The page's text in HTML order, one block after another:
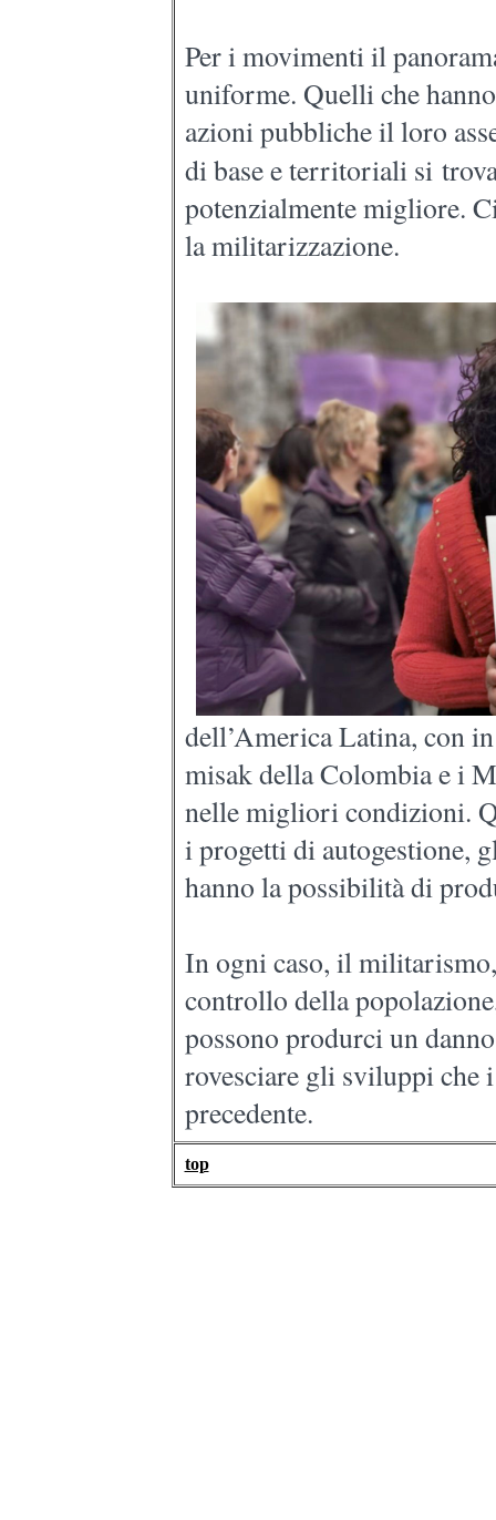
Per i movimenti il
uniforme. Quelli che
azioni pubbliche il loro
di base e territoriali si
potenzialmente migliore.
la militarizzazione.
dell’America Latina, con
misak della Colombia e i
nelle migliori condizioni.
i progetti di autogestione,
hanno la possibilità di
In ogni caso, il
controllo della
possono produrci un
rovesciare gli sviluppi che
precedente.
top